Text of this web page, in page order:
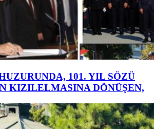
101. YIL SÖZÜ
KIZILELMASINA DÖNÜŞEN,